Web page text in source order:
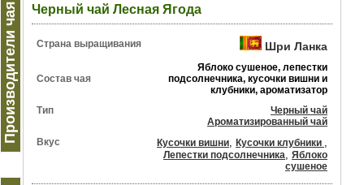
Производители чая Черный чай Лесная Ягода
Страна выращивания Шри Ланка
Состав чая
Яблоко сушеное, лепестки
подсолнечника, кусочки вишни и
клубники, ароматизатор
Тип
Черный чай
Ароматизированный чай
Вкус
Кусочки вишни, Кусочки клубники ,
Лепестки подсолнечника, Яблоко
сушеное